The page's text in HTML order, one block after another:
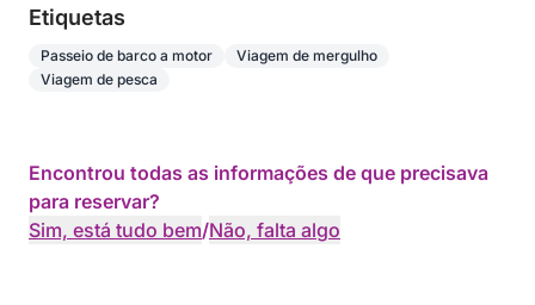
Etiquetas
Passeio de barco a motor
Viagem de mergulho
Viagem de pesca
Encontrou todas as informações de que precisava
para reservar?
Sim, está tudo bem/Não, falta algo